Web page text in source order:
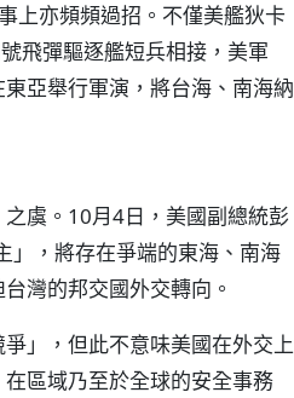
上亦頻頻過招。不僅美艦狄卡
飛彈驅逐艦短兵相接，美軍
亞舉行軍演，將台海、南海納
虞。10月4日，美國副總統彭
」，將存在爭端的東海、南海
灣的邦交國外交轉向。
」，但此不意味美國在外交上
區域乃至於全球的安全事務